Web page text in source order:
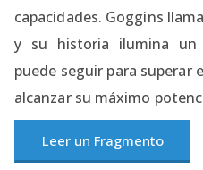
capacidades. Goggins
y su historia ilumina un
puede seguir para superar
alcanzar su máximo
Leer un Fragmento